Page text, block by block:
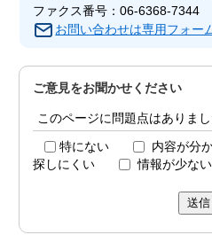
ファクス番号：06-6368-7344
お問い合わせは専用フォー
ご意見をお聞かせください
このページに問題点はありま
特にない 内容が分
探しにくい
情報が少ない
送信